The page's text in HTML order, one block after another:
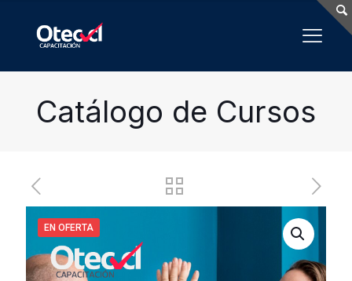
Catálogo de Cursos
EN OFERTA